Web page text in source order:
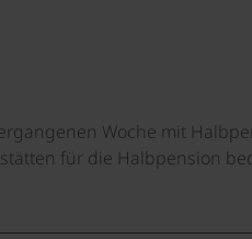
Woche mit
für die Halbpension